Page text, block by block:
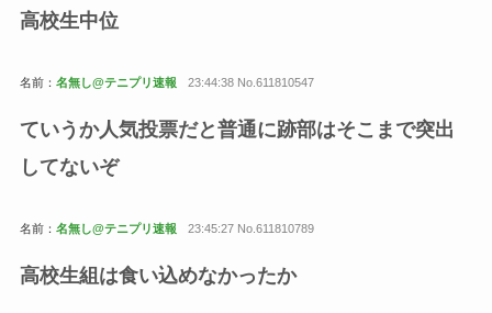
高校生中位
名前： 名無し@テニプリ速報 23:44:38 No.611810547
ていうか人気投票だと普通に跡部はそこまで突出
してないぞ
名前： 名無し@テニプリ速報 23:45:27 No.611810789
高校生組は食い込めなかったか